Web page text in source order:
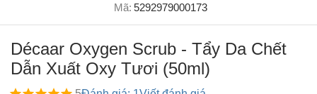
Mã: 5292979000173
Décaar Oxygen Scrub - Tẩy Da Chết
Dẫn Xuất Oxy Tươi (50ml)